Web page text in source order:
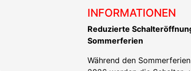
INFORMATIONEN
Reduzierte
Sommerferien
Während den